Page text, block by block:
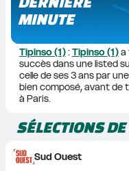
MINUTE
Tipinso (1) : Tipinso (1) a
succès dans une listed
celle de ses 3 ans par
bien composé, avant de
à Paris.
SÉLECTIONS
Sud Ouest